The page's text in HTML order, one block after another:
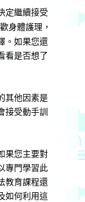
定繼續接受
身體護理，
。如果您還
看是否想了
其他因素是
接受動手訓
果您主要對
專門學習此
教育課程還
如何利用這